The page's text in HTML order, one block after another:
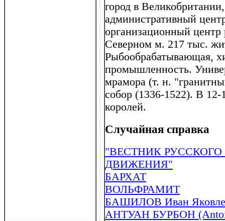
город в
административный
организационный
Северном м. 217 тыс.
Рыбообрабатывающая,
промышленность.
мрамора (т. н.
собор (1336-1522). В 12-
королей.
Случайная справка
"ВЕСТНИК
ДВИЖЕНИЯ"
БАРХАТ
ВОЛЬФРАМИТ
БАШИЛОВ Иван
АНТУАН БУРБОН